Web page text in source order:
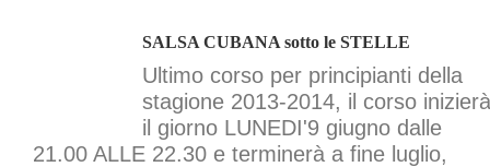
SALSA CUBANA sotto le STELLE
Ultimo corso per principianti della
stagione 2013-2014, il corso inizierà
il giorno LUNEDI'9 giugno dalle
21.00 ALLE 22.30 e terminerà a fine luglio,